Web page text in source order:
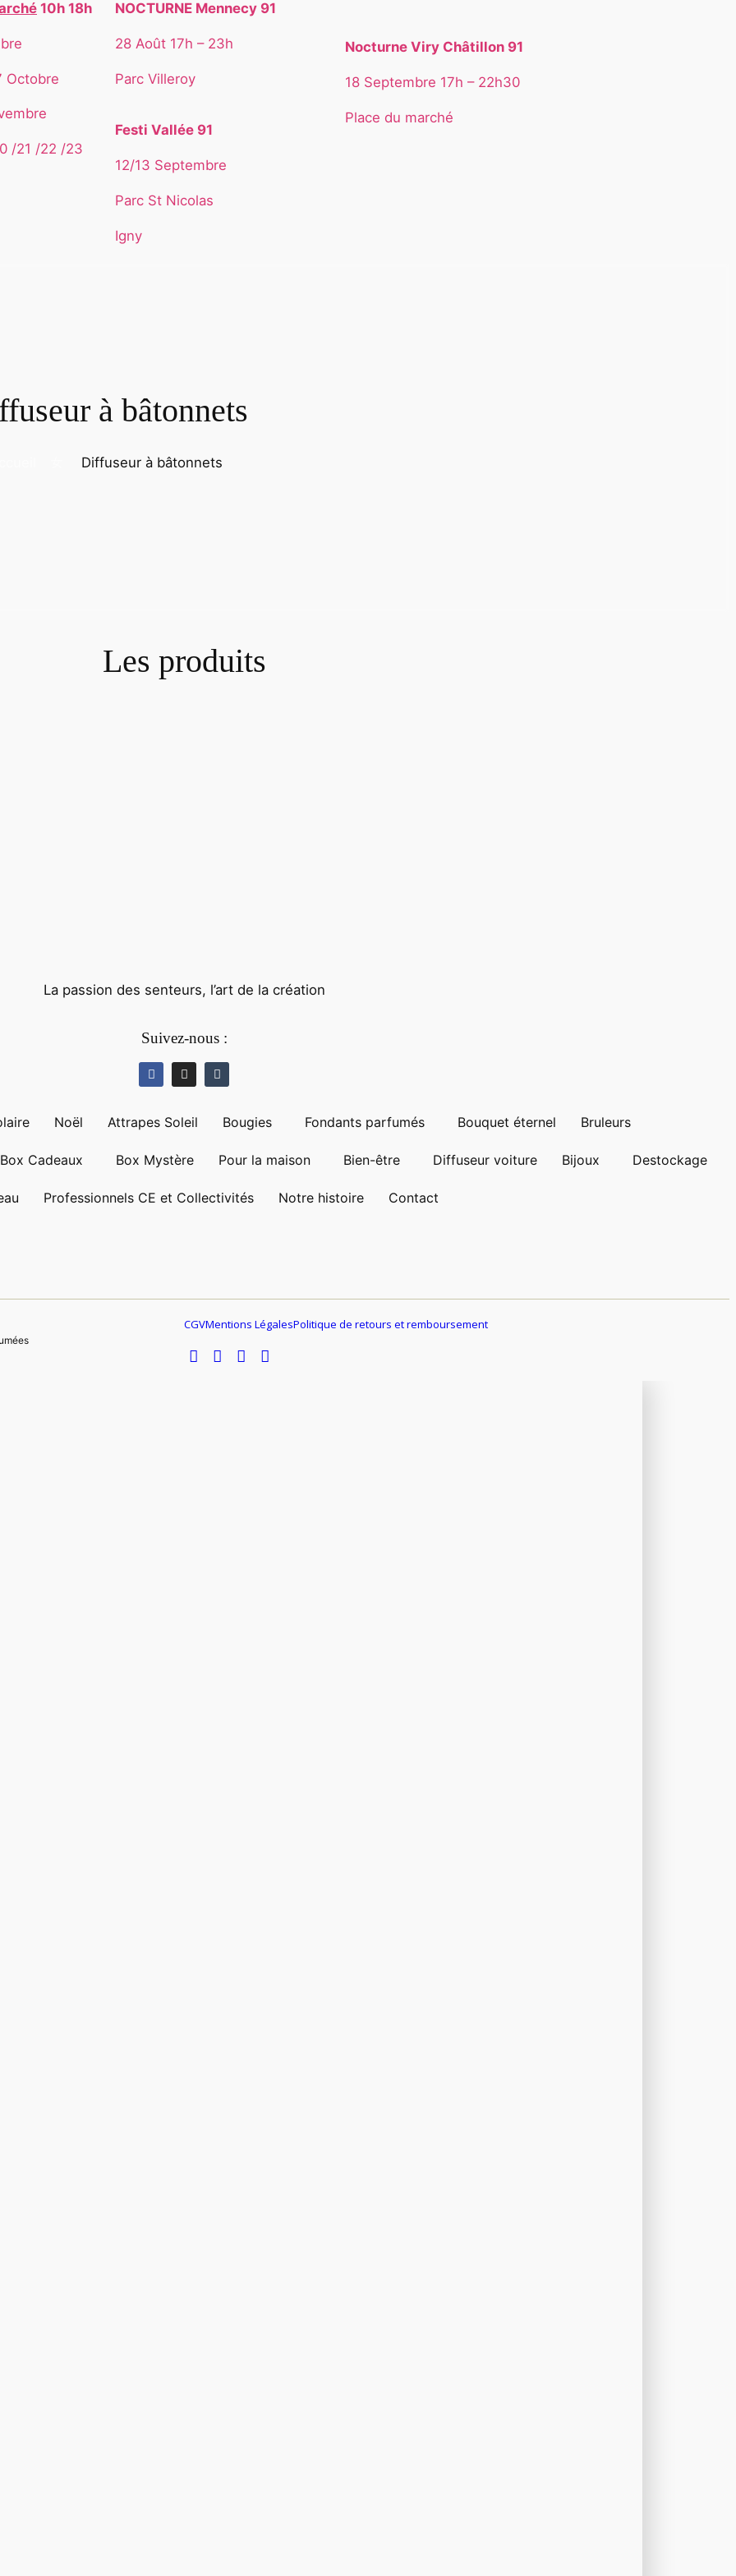
10h 18h
Octobre
/21 /22 /23
NOCTURNE Mennecy 91
28 Août 17h – 23h
Parc Villeroy
Festi Vallée 91
12/13 Septembre
Parc St Nicolas
Igny
Nocturne Viry Châtillon 91
18 Septembre 17h – 22h30
Place du marché
à bâtonnets
Diffuseur à bâtonnets
Les produits
La passion des senteurs, l’art de la création
Suivez-nous :
Noël Attrapes Soleil Bougies Fondants parfumés Bouquet éternel Bruleurs
Box Cadeaux Box Mystère Pour la maison Bien-être Diffuseur voiture Bijoux Destockage
Professionnels CE et Collectivités Notre histoire Contact
CGVMentions LégalesPolitique de retours et remboursement